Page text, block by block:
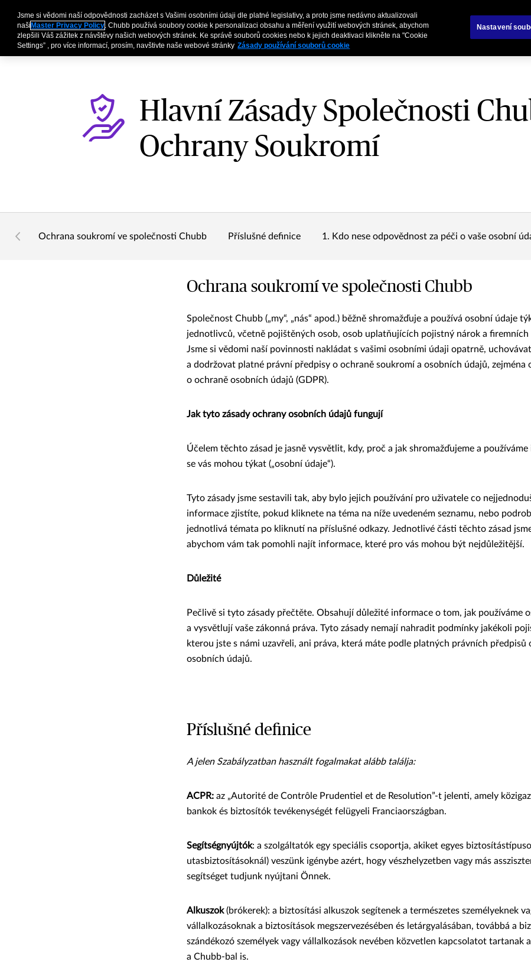
Pojištění pro firmySlužby
Hlavní Zásady Společnosti
Ochrany Soukromí
Ochrana soukromí ve společnosti Chubb Příslušné definice 1. Kdo nese odpovědnost za péči o vaše osobní
Ochrana soukromí ve společnosti Chubb
Společnost Chubb („my“, „nás“ apod.) běžně shromažďuje a používá osobní údaje
jednotlivců, včetně pojištěných osob, osob uplatňujících pojistný nárok a firemních
Jsme si vědomi naší povinnosti nakládat s vašimi osobními údaji opatrně,
a dodržovat platné právní předpisy o ochraně soukromí a osobních údajů, zejména
o ochraně osobních údajů (GDPR).
Jak tyto zásady ochrany osobních údajů fungují
Účelem těchto zásad je jasně vysvětlit, kdy, proč a jak shromažďujeme a
se vás mohou týkat („osobní údaje“).
Tyto zásady jsme sestavili tak, aby bylo jejich používání pro uživatele co
informace zjistíte, pokud kliknete na téma na níže uvedeném seznamu, nebo
jednotlivá témata po kliknutí na příslušné odkazy. Jednotlivé části těchto zásad
abychom vám tak pomohli najít informace, které pro vás mohou být nejdůležitější.
Důležité
Pečlivě si tyto zásady přečtěte. Obsahují důležité informace o tom, jak používáme
a vysvětlují vaše zákonná práva. Tyto zásady nemají nahradit podmínky jakékoli
kterou jste s námi uzavřeli, ani práva, která máte podle platných právních předpisů
osobních údajů.
Příslušné definice
A jelen Szabályzatban használt fogalmakat alább találja:
ACPR: az „Autorité de Contrôle Prudentiel et de Resolution”-t jelenti, amely
bankok és biztosítók tevékenységét felügyeli Franciaországban.
Segítségnyújtók: a szolgáltatók egy speciális csoportja, akiket egyes
utasbiztosításoknál) veszünk igénybe azért, hogy vészhelyzetben vagy más
segítséget tudjunk nyújtani Önnek.
Alkuszok(brókerek): a biztosítási alkuszok segítenek a természetes személyeknek
vállalkozásoknak a biztosítások megszervezésében és letárgyalásában, továbbá a
szándékozó személyek vagy vállalkozások nevében közvetlen kapcsolatot tartanak
a Chubb-bal is.
Jsme si vědomi naší odpovědnosti zacházet s Vašimi osobními údaji dle platné legislativy, a proto jsme nedávno aktualizovali
naši Master Privacy Policy. Chubb používá soubory cookie k personalizaci obsahu a měření využití webových stránek, abychom
zlepšili Váš zážitek z návštěvy našich webových stránek. Ke správě souborů cookies nebo k jejich deaktivaci klikněte na "Cookie
Settings” , pro více informací, prosím, navštivte naše webové stránky Zásady používání souborů cookie
Nastavení